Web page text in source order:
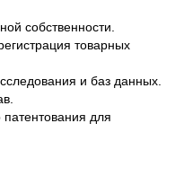
собственности.
товарных
и баз данных.
для